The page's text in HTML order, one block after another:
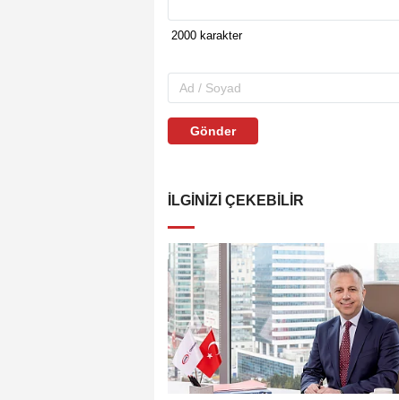
Gönder
İLGINIZI ÇEKEBILIR